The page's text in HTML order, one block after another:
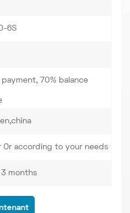
6S
payment, 70% balance
Or according to your needs
3 months